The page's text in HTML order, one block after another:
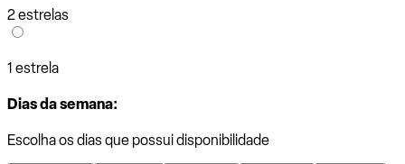
2 estrelas
1 estrela
Dias da semana:
Escolha os dias que possui disponibilidade